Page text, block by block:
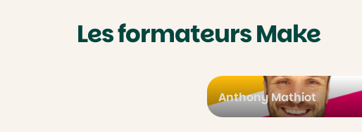
Les formateurs Make
Anthony Mathiot